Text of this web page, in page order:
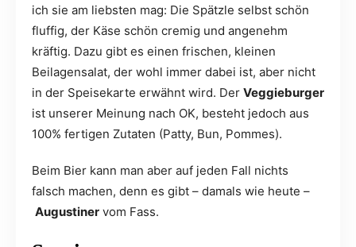
ich sie am liebsten mag: Die Spätzle selbst schön
fluffig, der Käse schön cremig und angenehm
kräftig. Dazu gibt es einen frischen, kleinen
Beilagensalat, der wohl immer dabei ist, aber nicht
in der Speisekarte erwähnt wird. Der Veggieburger
ist unserer Meinung nach OK, besteht jedoch aus
100% fertigen Zutaten (Patty, Bun, Pommes).
Beim Bier kann man aber auf jeden Fall nichts
falsch machen, denn es gibt – damals wie heute –
Augustiner vom Fass.